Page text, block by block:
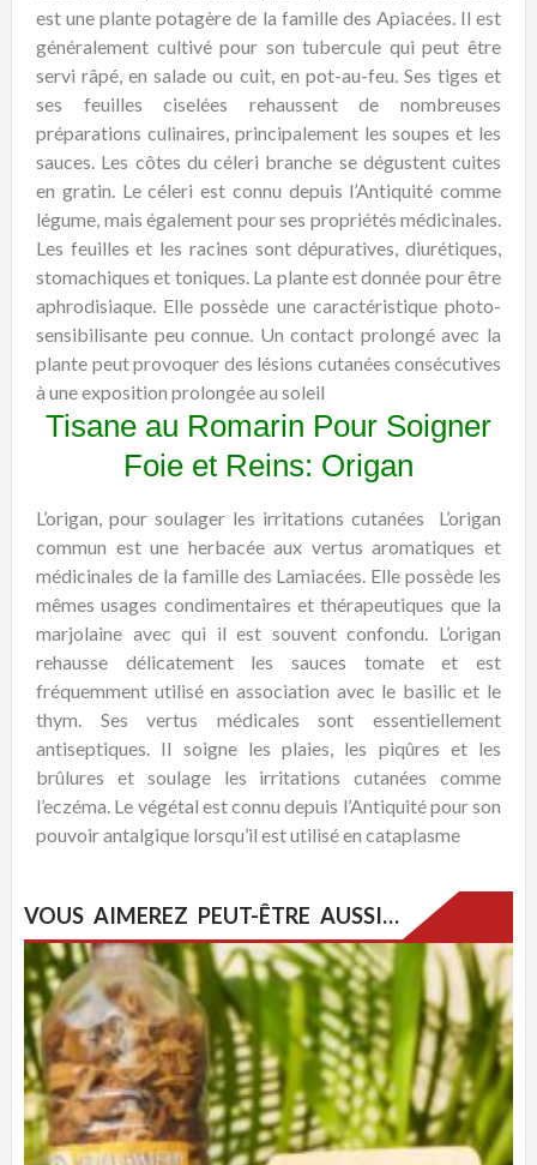
est une plante potagère de la famille des Apiacées. Il est
généralement cultivé pour son tubercule qui peut être
servi râpé, en salade ou cuit, en pot-au-feu. Ses tiges et
ses feuilles ciselées rehaussent de nombreuses
préparations culinaires, principalement les soupes et les
sauces. Les côtes du céleri branche se dégustent cuites
en gratin. Le céleri est connu depuis l’Antiquité comme
légume, mais également pour ses propriétés médicinales.
Les feuilles et les racines sont dépuratives, diurétiques,
stomachiques et toniques. La plante est donnée pour être
aphrodisiaque. Elle possède une caractéristique photo-
sensibilisante peu connue. Un contact prolongé avec la
plante peut provoquer des lésions cutanées consécutives
à une exposition prolongée au soleil
Tisane au Romarin Pour Soigner
Foie et Reins: Origan
L’origan, pour soulager les irritations cutanées
L’origan
commun est une herbacée aux vertus aromatiques et
médicinales de la famille des Lamiacées. Elle possède les
mêmes usages condimentaires et thérapeutiques que la
marjolaine avec qui il est souvent confondu. L’origan
rehausse délicatement les sauces tomate et est
fréquemment utilisé en association avec le basilic et le
thym. Ses vertus médicales sont essentiellement
antiseptiques. Il soigne les plaies, les piqûres et les
brûlures et soulage les irritations cutanées comme
l’eczéma. Le végétal est connu depuis l’Antiquité pour son
pouvoir antalgique lorsqu’il est utilisé en cataplasme
VOUS AIMEREZ PEUT-ÊTRE AUSSI…